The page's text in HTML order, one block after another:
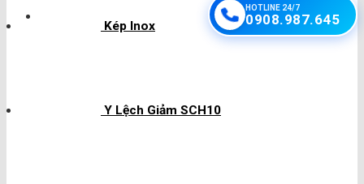
HOTLINE 24/7
0908.987.645
Kép Inox
Y Lệch Giảm SCH10